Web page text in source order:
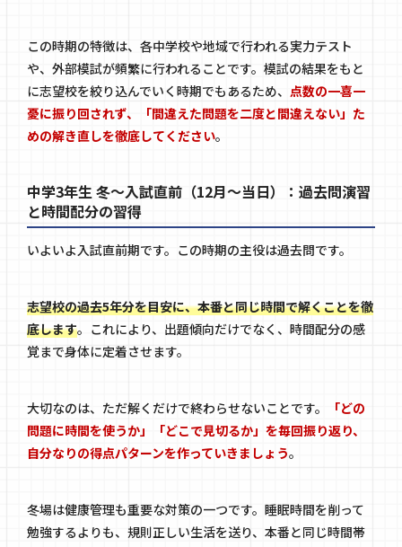
この時期の特徴は、各中学校や地域で行われる実力テスト
や、外部模試が頻繁に行われることです。模試の結果をもと
に志望校を絞り込んでいく時期でもあるため、 点数の一喜一
憂に振り回されず、「間違えた問題を二度と間違えない」た
めの解き直しを徹底してください。
中学3年生 冬〜入試直前（12月〜当日）：過去問演習
と時間配分の習得
いよいよ入試直前期です。この時期の主役は過去問です。
志望校の過去5年分を目安に、本番と同じ時間で解くことを徹
底します。これにより、出題傾向だけでなく、時間配分の感
覚まで身体に定着させます。
大切なのは、ただ解くだけで終わらせないことです。
「どの
問題に時間を使うか」「どこで見切るか」を毎回振り返り、
自分なりの得点パターンを作っていきましょう。
冬場は健康管理も重要な対策の一つです。睡眠時間を削って
勉強するよりも、規則正しい生活を送り、本番と同じ時間帯